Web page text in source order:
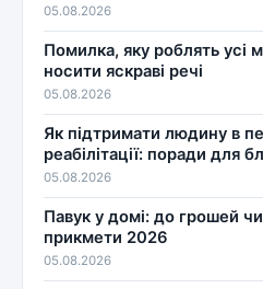
05.08.2026
Помилка, яку роблять усі
носити яскраві речі
05.08.2026
Як підтримати людину в
реабілітації: поради для
05.08.2026
Павук у домі: до грошей
прикмети 2026
05.08.2026